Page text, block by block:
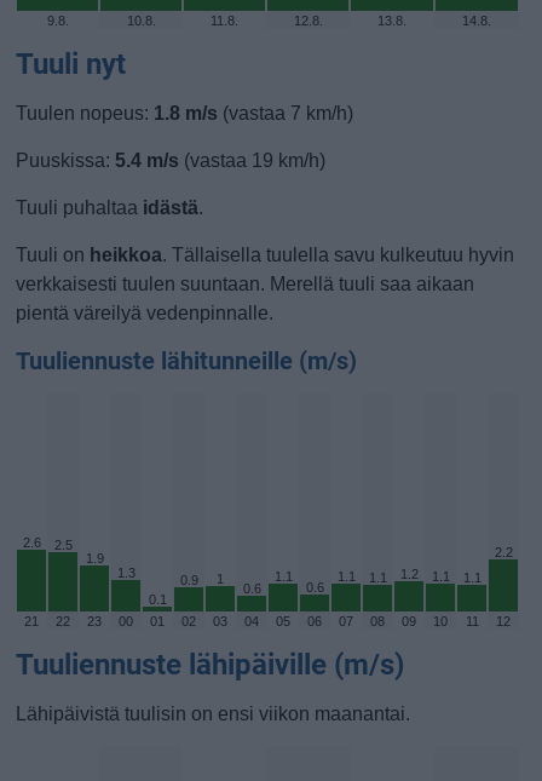
9.8. 10.8. 11.8. 12.8. 13.8. 14.8.
Tuuli nyt
Tuulen nopeus: 1.8 m/s (vastaa 7 km/h)
Puuskissa: 5.4 m/s (vastaa 19 km/h)
Tuuli puhaltaa idästä.
Tuuli on heikkoa. Tällaisella tuulella savu kulkeutuu hyvin
verkkaisesti tuulen suuntaan. Merellä tuuli saa aikaan
pientä väreilyä vedenpinnalle.
Tuuliennuste lähitunneille (m/s)
2.6
2.5
1.9
1.3
0.1
0.9 1
0.6
1.1
0.6
1.1 1.1 1.2 1.1 1.1
2.2
21 22 23 00 01 02 03 04 05 06 07 08 09 10 11 12
Tuuliennuste lähipäiville (m/s)
Lähipäivistä tuulisin on ensi viikon maanantai.